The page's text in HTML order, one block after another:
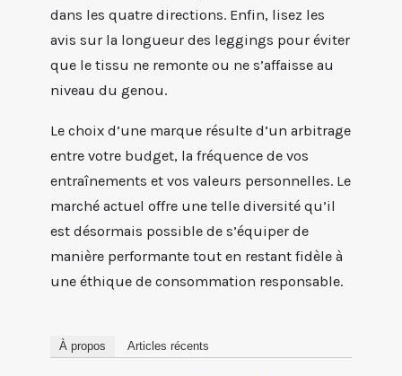
dans les quatre directions. Enfin, lisez les
avis sur la longueur des leggings pour éviter
que le tissu ne remonte ou ne s’affaisse au
niveau du genou.
Le choix d’une marque résulte d’un arbitrage
entre votre budget, la fréquence de vos
entraînements et vos valeurs personnelles. Le
marché actuel offre une telle diversité qu’il
est désormais possible de s’équiper de
manière performante tout en restant fidèle à
une éthique de consommation responsable.
À propos Articles récents